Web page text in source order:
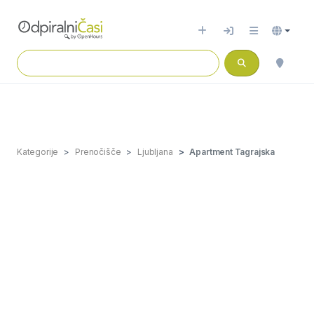
Kategorije Prenočišče Ljubljana Apartment Tagrajska